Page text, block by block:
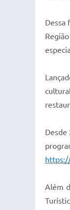
Dessa
Desde
Além